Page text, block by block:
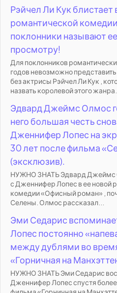
Рэйчел Ли Кук блистает
романтической
поклонники называют
просмотру!
Для поклонников
годов невозможно
без актрисы Рэйчел Ли Кук ,
назвать королевой этого
Эдвард Джеймс Олмос
него большая честь
Дженнифер Лопес на
30 лет после фильма
(эксклюзив).
НУЖНО ЗНАТЬ Эдвард Джеймс
с Дженнифер Лопес в ее новой
комедии «Офисный роман» ,
Селены. Олмос рассказал...
Эми Седарис
Лопес постоянно
между дублями во
«Горничная на
НУЖНО ЗНАТЬ Эми Седарис
Дженнифер Лопес спустя